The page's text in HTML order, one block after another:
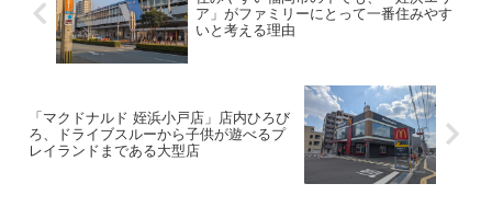
ア」がファミリーにとって一番住みやす
いと考える理由
「マクドナルド 姪浜小戸店」店内ひろび
ろ、ドライブスルーから子供が遊べるプ
レイランドまである大型店